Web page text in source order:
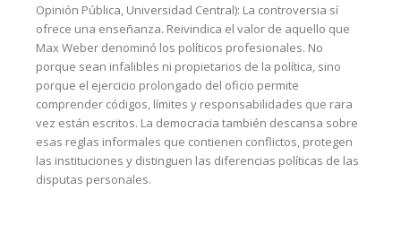
Opinión Pública, Universidad Central): La controversia sí
ofrece una enseñanza. Reivindica el valor de aquello que
Max Weber denominó los políticos profesionales. No
porque sean infalibles ni propietarios de la política, sino
porque el ejercicio prolongado del oficio permite
comprender códigos, límites y responsabilidades que rara
vez están escritos. La democracia también descansa sobre
esas reglas informales que contienen conflictos, protegen
las instituciones y distinguen las diferencias políticas de las
disputas personales.